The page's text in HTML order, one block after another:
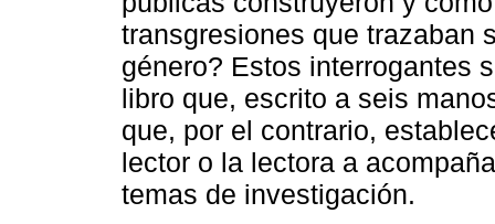
transgresiones que trazaban
género? Estos interrogantes
libro que, escrito a seis
que, por el contrario,
lector o la lectora a
temas de investigación.